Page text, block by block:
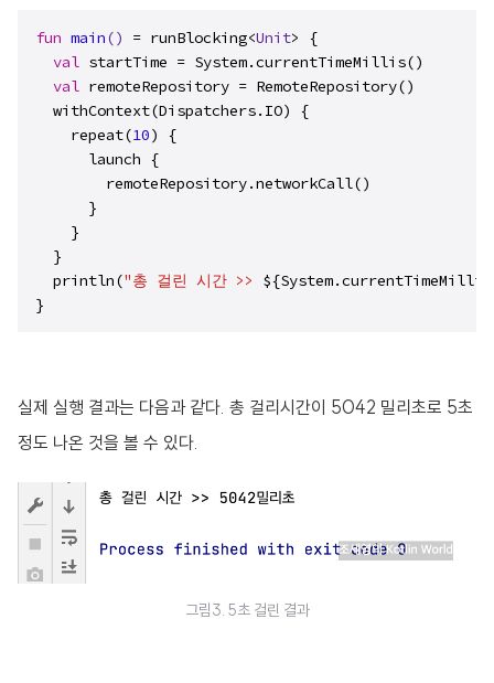
fun main() = runBlocking<Unit> {
val startTime = System.currentTimeMillis()
val remoteRepository = RemoteRepository()
  withContext(Dispatchers.IO) {
    repeat(
10) {
      launch {
        remoteRepository.networkCall()
      }
    }
  }
  println(
"총 걸린 시간 >>
}
실제 실행 결과는 다음과 같다. 총 걸리시간이 5042 밀리초로 5초
정도 나온 것을 볼 수 있다.
그림3. 5초 걸린 결과